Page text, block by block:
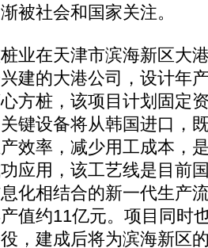
被社会和国家关注。
在天津市滨海新区大
建的大港公司，设计年
方桩，该项目计划固定
键设备将从韩国进口，
效率，减少用工成本，
应用，该工艺线是目前
化相结合的新一代生产
值约11亿元。项目同时
，建成后将为滨海新区